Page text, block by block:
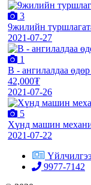
3
9жилийн
2021-07-27
1
В - ангилалдаа
42,000₮
2021-07-26
5
Хүнд машин
2021-07-22
9977-7142